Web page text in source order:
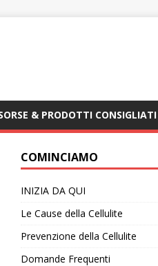
& PRODOTTI CONSIGLIATI
COMINCIAMO
INIZIA DA QUI
Le Cause della Cellulite
Prevenzione della Cellulite
Domande Frequenti